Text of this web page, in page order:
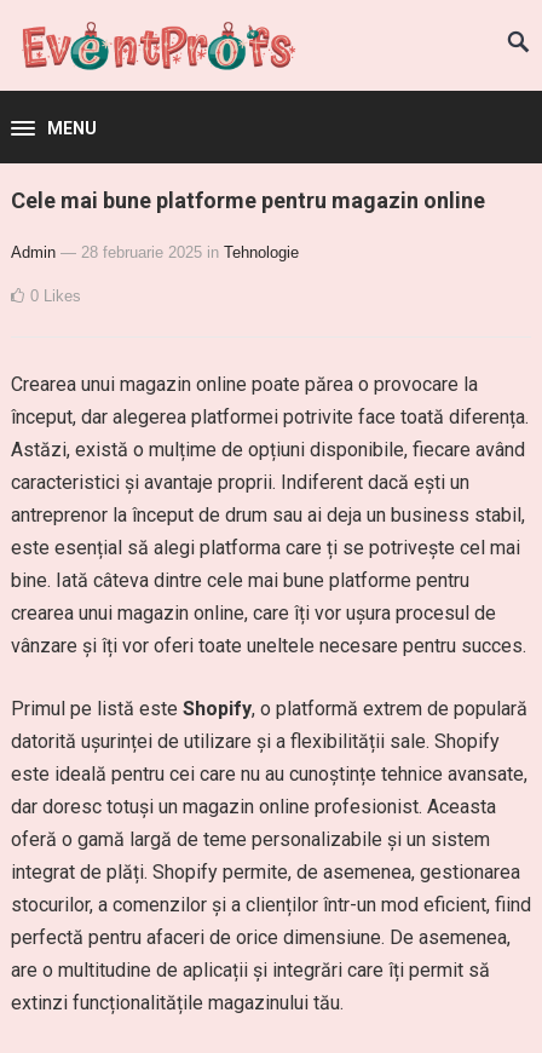
MENU
Cele mai bune platforme pentru magazin online
Admin — 28 februarie 2025 in Tehnologie
0 Likes
Crearea unui magazin online poate părea o provocare la
început, dar alegerea platformei potrivite face toată diferența.
Astăzi, există o mulțime de opțiuni disponibile, fiecare având
caracteristici și avantaje proprii. Indiferent dacă ești un
antreprenor la început de drum sau ai deja un business stabil,
este esențial să alegi platforma care ți se potrivește cel mai
bine. Iată câteva dintre cele mai bune platforme pentru
crearea unui magazin online, care îți vor ușura procesul de
vânzare și îți vor oferi toate uneltele necesare pentru succes.
Primul pe listă este Shopify, o platformă extrem de populară
datorită ușurinței de utilizare și a flexibilității sale. Shopify
este ideală pentru cei care nu au cunoștințe tehnice avansate,
dar doresc totuși un magazin online profesionist. Aceasta
oferă o gamă largă de teme personalizabile și un sistem
integrat de plăți. Shopify permite, de asemenea, gestionarea
stocurilor, a comenzilor și a clienților într-un mod eficient, fiind
perfectă pentru afaceri de orice dimensiune. De asemenea,
are o multitudine de aplicații și integrări care îți permit să
extinzi funcționalitățile magazinului tău.